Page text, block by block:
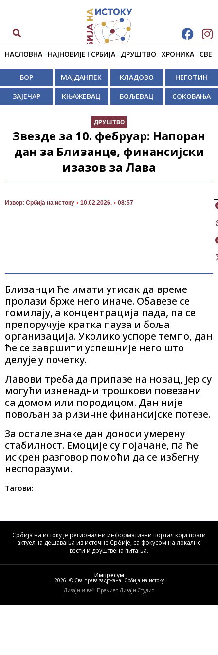
НАСЛОВНА НАЈНОВИЈЕ СРБИЈА ДРУШТВО ХРОНИКА СВЕТ
БОР МАЈДАНПЕК КЛАДОВО НЕГОТИН
ЗАЈЕЧАР КЊАЖЕВАЦ БОЉЕВАЦ СОКОБАЊА
ДРУШТВО
Звезде за 10. фебруар: Напоран
дан за Близанце, финансијски
изазов за Лава
Извор: Србија на истоку 10.02.2026. 08:57
Близанци ће имати утисак да време
пролази брже него иначе. Обавезе се
гомилају, а концентрација пада, па се
препоручује кратка пауза и боља
организација. Уколико успоре темпо, дан
ће се завршити успешније него што
делује у почетку.
Лавови треба да припазе на новац, јер су
могући изненадни трошкови повезани
са домом или породицом. Дан није
повољан за ризичне финансијске потезе.
За остале знаке дан доноси умерену
стабилност. Емоције су појачане, па ће
искрен разговор помоћи да се избегну
неспоразуми.
Тагови:
Србија на истоку је регионални информативни портал који прати
актуелна дешавања из источне Србије, са фокусом на локалне
вести и друштвена питања.
2026. © Сва права задржана. Србија на истоку
Импресум
Дизајн и веб: Премиер Дизајн Студио